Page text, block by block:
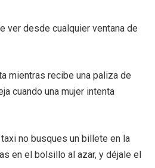
ver desde cualquier ventana de
mientras recibe una paliza de
cuando una mujer intenta
no busques un billete en la
en el bolsillo al azar, y déjale el